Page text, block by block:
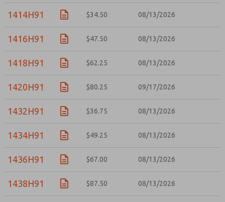
1414H91 $34.50 08/13/2026
1416H91 $47.50 08/13/2026
1418H91 $62.25 08/13/2026
1420H91 $80.25 09/17/2026
1432H91 $36.75 08/13/2026
1434H91 $49.25 08/13/2026
1436H91 $67.00 08/13/2026
1438H91 $87.50 08/13/2026